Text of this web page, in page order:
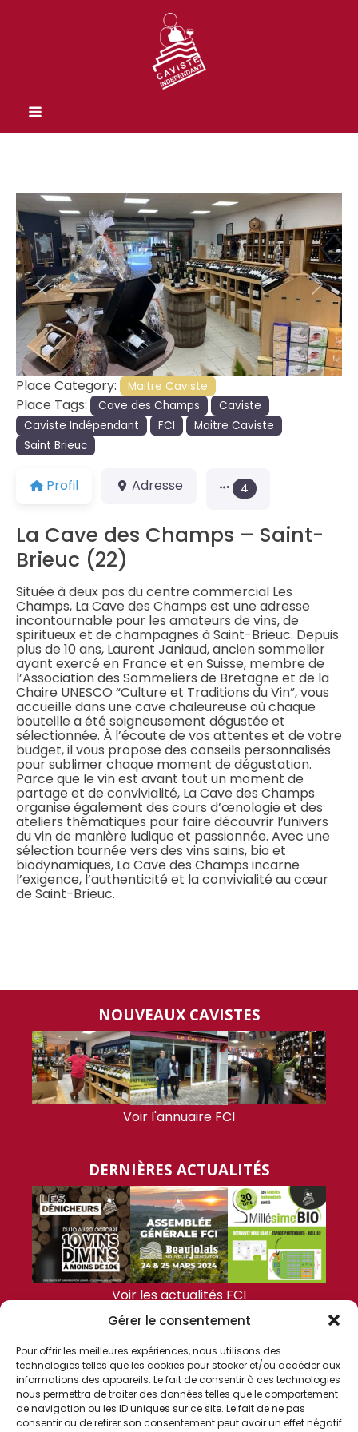
Gérer le consentement
Pour offrir les meilleures expériences, nous utilisons des
technologies telles que les cookies pour stocker et/ou accéder aux
informations des appareils. Le fait de consentir à ces technologies
nous permettra de traiter des données telles que le comportement
de navigation ou les ID uniques sur ce site. Le fait de ne pas
consentir ou de retirer son consentement peut avoir un effet négatif
Previous Next
Place Category: Maitre Caviste
Place Tags: Cave des Champs
Caviste
Caviste Indépendant
FCI
Maitre Caviste
Saint Brieuc
Profil Adresse 4
La Cave des Champs – Saint-
Brieuc (22)
Située à deux pas du centre commercial Les
Champs, La Cave des Champs est une adresse
incontournable pour les amateurs de vins, de
spiritueux et de champagnes à Saint-Brieuc. Depuis
plus de 10 ans, Laurent Janiaud, ancien sommelier
ayant exercé en France et en Suisse, membre de
l’Association des Sommeliers de Bretagne et de la
Chaire UNESCO “Culture et Traditions du Vin”, vous
accueille dans une cave chaleureuse où chaque
bouteille a été soigneusement dégustée et
sélectionnée. À l’écoute de vos attentes et de votre
budget, il vous propose des conseils personnalisés
pour sublimer chaque moment de dégustation.
Parce que le vin est avant tout un moment de
partage et de convivialité, La Cave des Champs
organise également des cours d’œnologie et des
ateliers thématiques pour faire découvrir l’univers
du vin de manière ludique et passionnée. Avec une
sélection tournée vers des vins sains, bio et
biodynamiques, La Cave des Champs incarne
l’exigence, l’authenticité et la convivialité au cœur
de Saint-Brieuc.
NOUVEAUX CAVISTES
Voir l'annuaire FCI
DERNIÈRES ACTUALITÉS
Voir les actualités FCI
FCI